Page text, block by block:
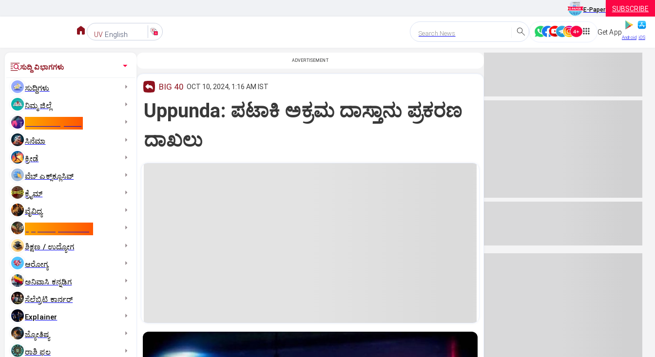
E-Paper SUBSCRIBE
UV English Search News Get App
Android iOS
ಸುದ್ದಿ ವಿಭಾಗಗಳು
ಸುದ್ದಿಗಳು
ನಿಮ್ಮ ಜಿಲ್ಲೆ
ಸಿನೆಮಾ
ಕ್ರೀಡೆ
ವೆಬ್ ಎಕ್ಸ್‌ಕ್ಲೂಸಿವ್
ಕ್ರೈಮ್
ವೈವಿಧ್ಯ
ಶಿಕ್ಷಣ / ಉದ್ಯೋಗ
ಆರೋಗ್ಯ
ಅನಿವಾಸಿ ಕನ್ನಡಿಗ
ಸೆಲೆಬ್ರಿಟಿ ಕಾರ್ನರ್‌
Explainer
ಜ್ಯೋತಿಷ್ಯ
ರಾಶಿ ಫಲ
ADVERTISEMENT
BIG 40 OCT 10, 2024, 1:16 AM IST
Uppunda: ಪಟಾಕಿ ಅಕ್ರಮ ದಾಸ್ತಾನು ಪ್ರಕರಣ
ದಾಖಲು